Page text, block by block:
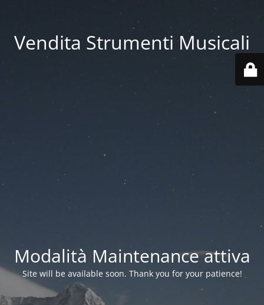
Vendita Strumenti Musicali
Modalità Maintenance attiva
Site will be available soon. Thank you for your patience!